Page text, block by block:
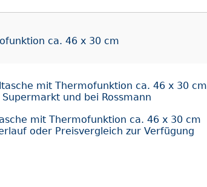
ca. 46 x 30 cm
mit Thermofunktion ca. 46 x 30 cm
und bei Rossmann
mit Thermofunktion ca. 46 x 30 cm
oder Preisvergleich zur Verfügung